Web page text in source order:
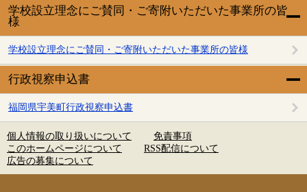
学校設立理念にご賛同・ご寄附いただいた事業所の皆
様
学校設立理念にご賛同・ご寄附いただいた事業所の皆様
行政視察申込書
福岡県宇美町行政視察申込書
個人情報の取り扱いについて
免責事項
このホームページについて
RSS配信について
広告の募集について